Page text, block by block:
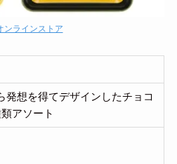
ンラインストア
発想を得てデザインしたチョコ
アソート